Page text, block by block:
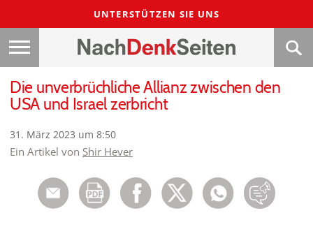
UNTERSTÜTZEN SIE UNS
Die unverbrüchliche Allianz zwischen den
USA und Israel zerbricht
31. März 2023 um 8:50
Ein Artikel von Shir Hever